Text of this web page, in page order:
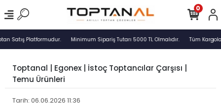
Satış Platformudur. Minimum Sipariş Tutarı 5000 TL Olmalıdır. Tüm
0
Toptanal | Egonex | İstoç Toptancılar Çarşısı |
Temu Ürünleri
Tarih: 06.06.2026 11:36